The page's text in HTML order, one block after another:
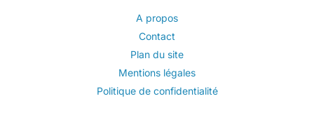
A propos
Contact
Plan du site
Mentions légales
Politique de confidentialité